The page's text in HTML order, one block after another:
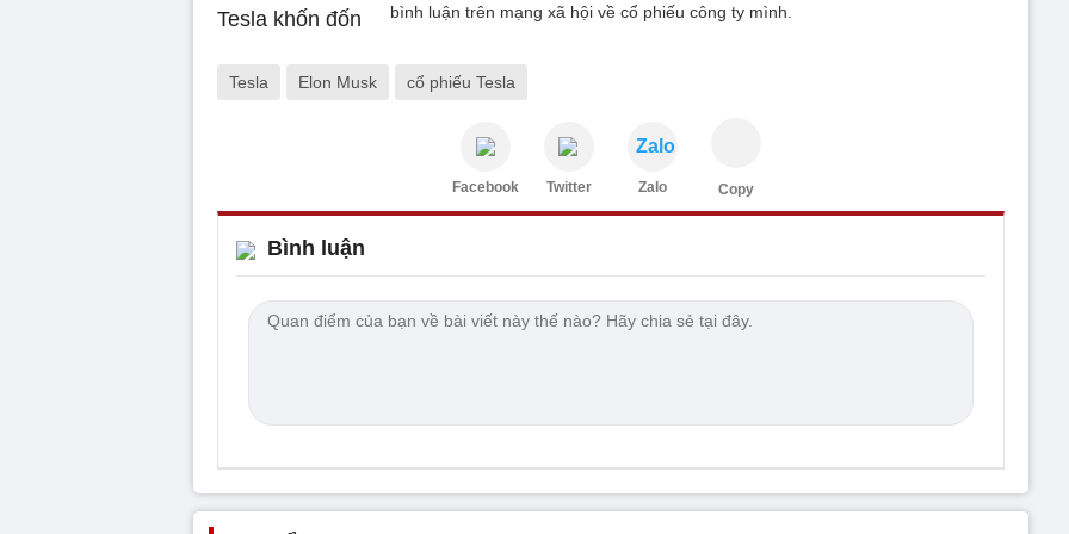
bình luận trên mạng xã hội về cổ phiếu công ty mình.
Tesla Elon Musk cổ phiếu Tesla
Facebook Twitter
Zalo
Zalo Copy
Bình luận